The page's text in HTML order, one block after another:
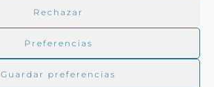
Rechazar
Preferencias
Guardar preferencias